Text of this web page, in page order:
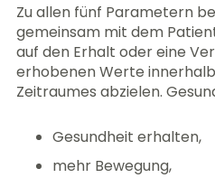
Zu allen fünf Parametern
gemeinsam mit dem
auf den Erhalt oder eine
erhobenen Werte
Zeitraumes abzielen.
Gesundheit erhalten,
mehr Bewegung,